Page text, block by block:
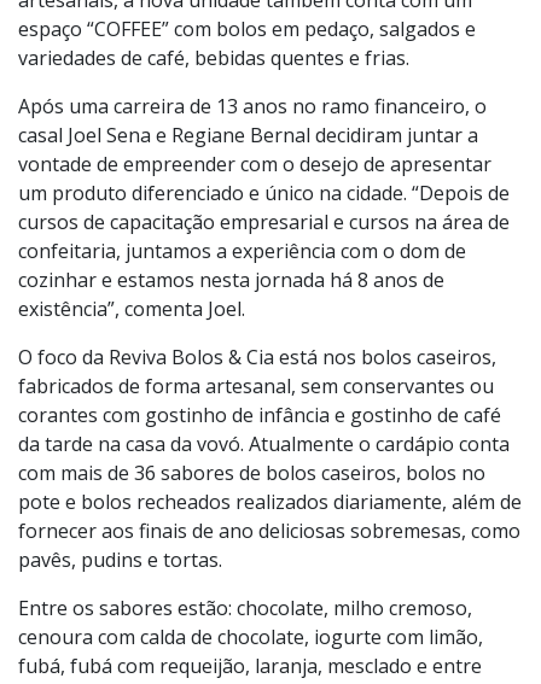
Além disso, neste ano, a REVIVA inaugurou sua terceira
unidade no Parque Ecológico, que além dos bolos
artesanais, a nova unidade também conta com um
espaço “COFFEE” com bolos em pedaço, salgados e
variedades de café, bebidas quentes e frias.
Após uma carreira de 13 anos no ramo financeiro, o
casal Joel Sena e Regiane Bernal decidiram juntar a
vontade de empreender com o desejo de apresentar
um produto diferenciado e único na cidade. “Depois de
cursos de capacitação empresarial e cursos na área de
cozinhar e estamos nesta jornada há 8 anos de
existência”, comenta Joel.
O foco da Reviva Bolos & Cia está nos bolos caseiros,
fabricados de forma artesanal, sem conservantes ou
corantes com gostinho de infância e gostinho de café
da tarde na casa da vovó. Atualmente o cardápio conta
com mais de 36 sabores de bolos caseiros, bolos no
fornecer aos finais de ano deliciosas sobremesas, como
pavês, pudins e tortas.